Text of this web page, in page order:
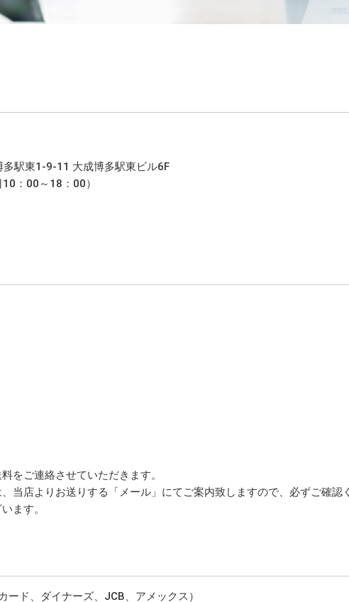
駅東1-9-11 大成博多駅東ビル6F
：00～18：00）
をご連絡させていただきます。
当店よりお送りする「メール」にてご案内致しますので、必ずご確認
ます。
ド、ダイナーズ、JCB、アメックス）